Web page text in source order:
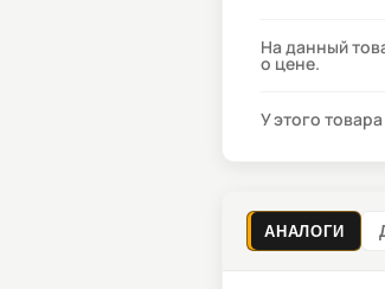
На данный
о цене.
У этого
АНАЛОГИ